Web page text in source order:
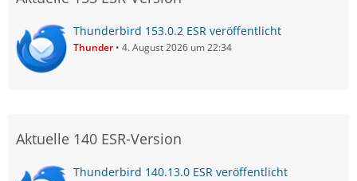
Thunderbird 153.0.2 ESR veröffentlicht
Thunder 4. August 2026 um 22:34
Aktuelle 140 ESR-Version
Thunderbird 140.13.0 ESR veröffentlicht